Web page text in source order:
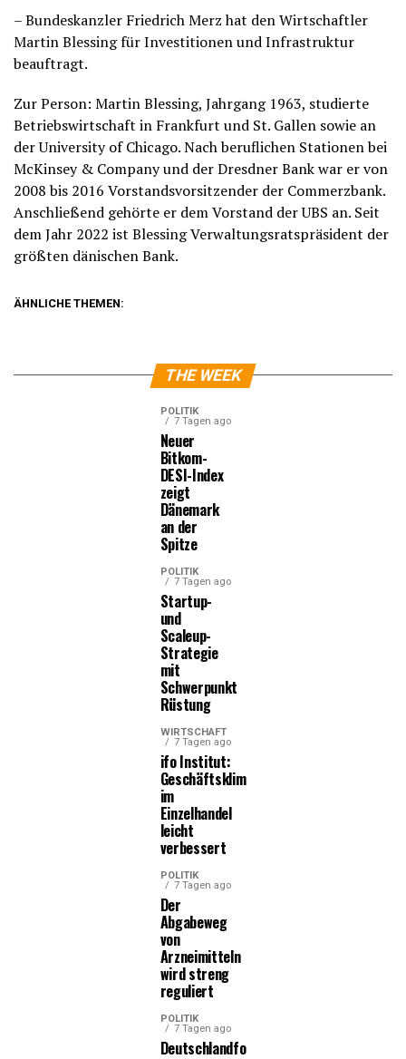
– Bundeskanzler Friedrich Merz hat den Wirtschaftler
Martin Blessing für Investitionen und Infrastruktur
beauftragt.
Zur Person: Martin Blessing, Jahrgang 1963, studierte
Betriebswirtschaft in Frankfurt und St. Gallen sowie an
der University of Chicago. Nach beruflichen Stationen bei
McKinsey & Company und der Dresdner Bank war er von
2008 bis 2016 Vorstandsvorsitzender der Commerzbank.
Anschließend gehörte er dem Vorstand der UBS an. Seit
dem Jahr 2022 ist Blessing Verwaltungsratspräsident der
größten dänischen Bank.
ÄHNLICHE THEMEN:
THE WEEK
POLITIK
7 Tagen ago
Neuer
Bitkom-
DESI-Index
zeigt
Dänemark
an der
Spitze
POLITIK
7 Tagen ago
Startup-
und
Scaleup-
Strategie
mit
Schwerpunkt
Rüstung
WIRTSCHAFT
7 Tagen ago
ifo Institut:
Geschäftsklima
im
Einzelhandel
leicht
verbessert
POLITIK
7 Tagen ago
Der
Abgabeweg
von
Arzneimitteln
wird streng
reguliert
POLITIK
7 Tagen ago
Deutschlandfonds